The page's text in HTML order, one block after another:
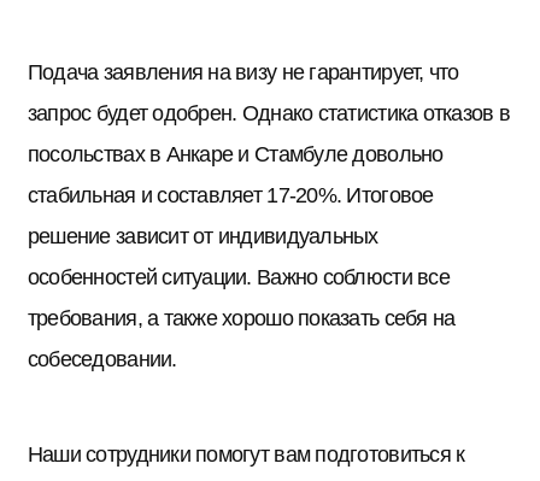
Подача заявления на визу не гарантирует, что
запрос будет одобрен. Однако статистика отказов в
посольствах в Анкаре и Стамбуле довольно
стабильная и составляет 17-20%. Итоговое
решение зависит от индивидуальных
особенностей ситуации. Важно соблюсти все
требования, а также хорошо показать себя на
собеседовании.
Наши сотрудники помогут вам подготовиться к